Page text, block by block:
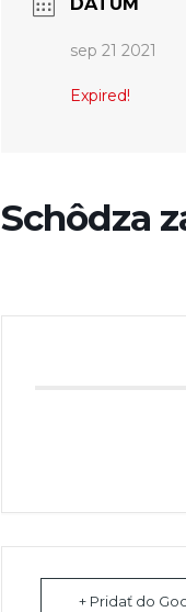
DÁTUM
sep 21 2021
Expired!
Schôdza
+ Pridať do